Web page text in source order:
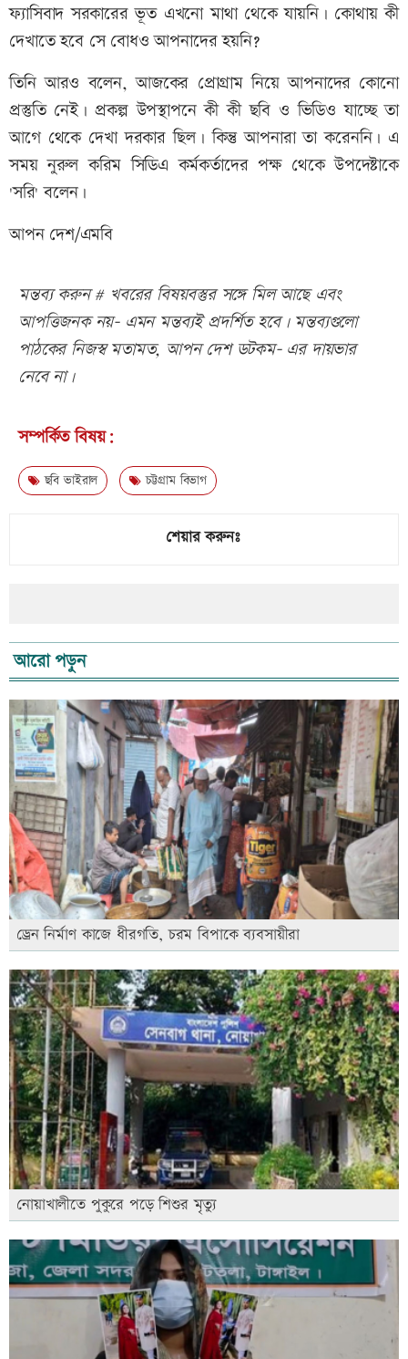
ফ্যাসিবাদ সরকারের ভূত এখনো মাথা থেকে যায়নি। কোথায় কী
দেখাতে হবে সে বোধও আপনাদের হয়নি?
তিনি আরও বলেন, আজকের প্রোগ্রাম নিয়ে আপনাদের কোনো
প্রস্তুতি নেই। প্রকল্প উপস্থাপনে কী কী ছবি ও ভিডিও যাচ্ছে তা
আগে থেকে দেখা দরকার ছিল। কিন্তু আপনারা তা করেননি। এ
সময় নুরুল করিম সিডিএ কর্মকর্তাদের পক্ষ থেকে উপদেষ্টাকে
'সরি' বলেন।
আপন দেশ/এমবি
মন্তব্য করুন # খবরের বিষয়বস্তুর সঙ্গে মিল আছে এবং
আপত্তিজনক নয়- এমন মন্তব্যই প্রদর্শিত হবে। মন্তব্যগুলো
পাঠকের নিজস্ব মতামত, আপন দেশ ডটকম- এর দায়ভার
নেবে না।
সম্পর্কিত বিষয়:
ছবি ভাইরাল চট্টগ্রাম বিভাগ
শেয়ার করুনঃ
আরো পড়ুন
ড্রেন নির্মাণ কাজে ধীরগতি, চরম বিপাকে ব্যবসায়ীরা
নোয়াখালীতে পুকুরে পড়ে শিশুর মৃত্যু